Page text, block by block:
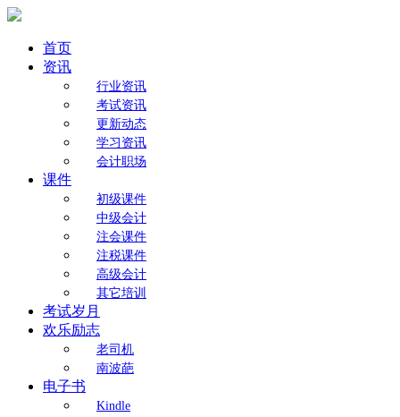
首页
资讯
行业资讯
考试资讯
更新动态
学习资讯
会计职场
课件
初级课件
中级会计
注会课件
注税课件
高级会计
其它培训
考试岁月
欢乐励志
老司机
南波葩
电子书
Kindle